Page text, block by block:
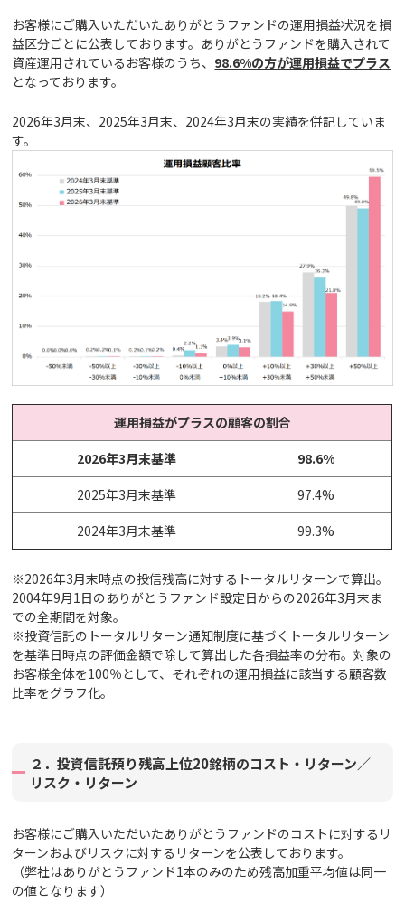
お客様にご購入いただいたありがとうファンドの運用損益状況を損
益区分ごとに公表しております。ありがとうファンドを購入されて
資産運用されているお客様のうち、 98.6%の方が運用損益でプラス
となっております。
2026年3月末、2025年3月末、2024年3月末の実績を併記していま
す。
運用損益がプラスの顧客の割合
2026年3月末基準
98.6%
2025年3月末基準
97.4%
2024年3月末基準
99.3%
※2026年3月末時点の投信残高に対するトータルリターンで算出。
2004年9月1日のありがとうファンド設定日からの2026年3月末ま
での全期間を対象。
※投資信託のトータルリターン通知制度に基づくトータルリターン
を基準日時点の評価金額で除して算出した各損益率の分布。対象の
お客様全体を100％として、それぞれの運用損益に該当する顧客数
比率をグラフ化。
２．投資信託預り残高上位20銘柄のコスト・リターン／
リスク・リターン
お客様にご購入いただいたありがとうファンドのコストに対するリ
ターンおよびリスクに対するリターンを公表しております。
（弊社はありがとうファンド1本のみのため残高加重平均値は同一
の値となります）